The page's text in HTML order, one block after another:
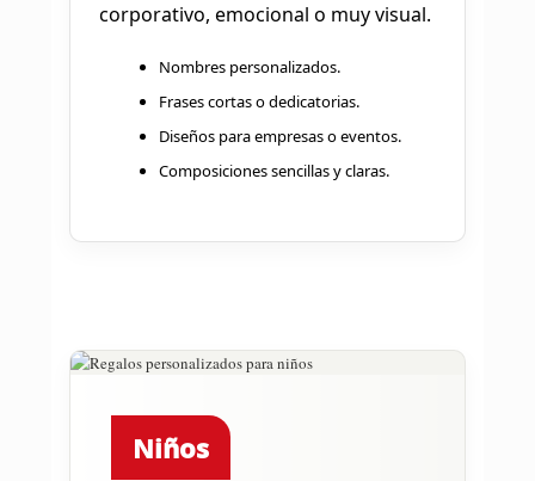
corporativo, emocional o muy visual.
Nombres personalizados.
Frases cortas o dedicatorias.
Diseños para empresas o eventos.
Composiciones sencillas y claras.
Niños